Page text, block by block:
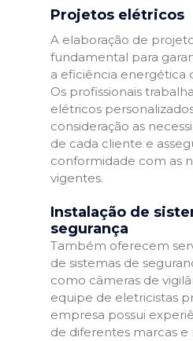
Projetos elétricos
A elaboração de
fundamental para
a eficiência energética
Os profissionais
elétricos
consideração as
de cada cliente e
conformidade com as
vigentes.
Instalação de
segurança
Também oferecem
de sistemas de
como câmeras de
equipe de eletricistas
empresa possui
de diferentes marcas e